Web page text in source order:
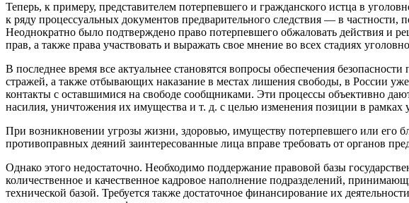
Теперь, к примеру, представителем потерпевшего и гражданского истца в
к ряду процессуальных документов предварительного следствия — в
Неоднократно было подтверждено право потерпевшего обжаловать действия и
прав, а также права участвовать и выражать свое мнение во всех стадиях
В последнее время все актуальнее становятся вопросы обеспечения
стражей, а также отбывающих наказание в местах лишения свободы, в России
контакты с оставшимися на свободе сообщниками. Эти процессы объективно
насилия, уничтожения их имущества и т. д. с целью изменения позиции в рамках
При возникновении угрозы жизни, здоровью, имуществу потерпевшего или его
противоправных деяний заинтересованные лица вправе требовать от органов
Однако этого недостаточно. Необходимо поддержание правовой базы
количественное и качественное кадровое наполнение подразделений,
технической базой. Требуется также достаточное финансирование их